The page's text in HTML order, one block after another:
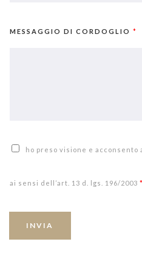
MESSAGGIO DI CORDOGLIO *
ho preso visione e
ai sensi dell’art. 13 d. lgs. 196/2003 *
INVIA